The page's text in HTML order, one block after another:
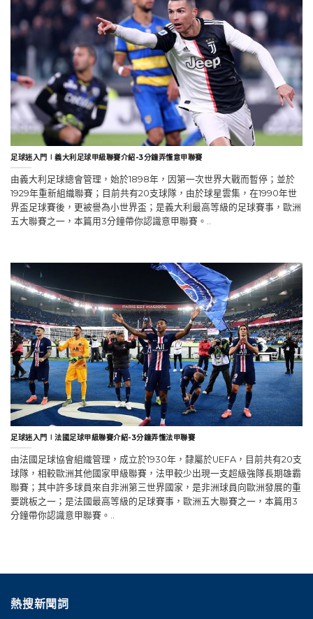
由義大利足球總會管理，始於1898年，因第一次世界大戰而暫停；並於
1929年重新組織聯賽；目前共有20支球隊，由於球星雲集，在1990年世
界盃足球賽後，更被譽為小世界盃；是義大利最高等級的足球賽事，歐洲
五大聯賽之一，本篇用3分鐘帶你認識意甲聯賽。..
由法國足球協會組織管理，成立於1930年，隸屬於UEFA，目前共有20支
球隊，相較歐洲其他國家甲級聯賽，法甲較少出現一支超級強隊長期雄霸
聯賽；其中許多球員來自非洲第三世界國家，是非洲球員向歐洲發展的重
要跳板之一；是法國最高等級的足球賽事，歐洲五大聯賽之一，本篇用3
分鐘帶你認識意甲聯賽。..
熱搜新聞詞